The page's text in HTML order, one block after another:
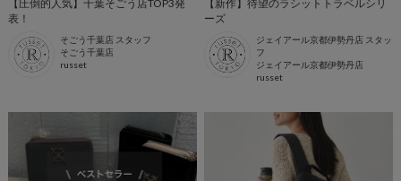
【圧倒的人気】千葉そごう店TOP3発
表！
そごう千葉店 スタッフ
そごう千葉店
russet
【新作】待望のラシットトラベルシリ
ーズ
ジェイアール京都伊勢丹店 スタッ
フ
ジェイアール京都伊勢丹店
russet